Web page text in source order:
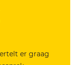
er graag